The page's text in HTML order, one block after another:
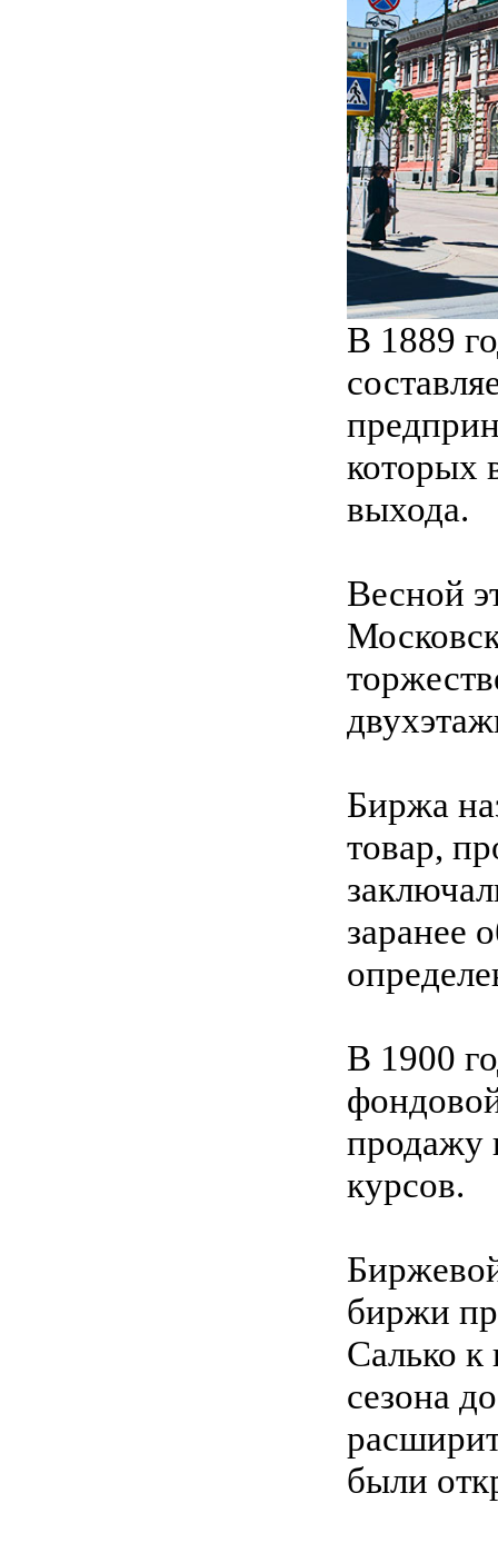
В 1889
которых
выхода.
Весной
Биржа
товар,
заранее
В 1900
продажу
курсов.
биржи
Салько
сезона
были